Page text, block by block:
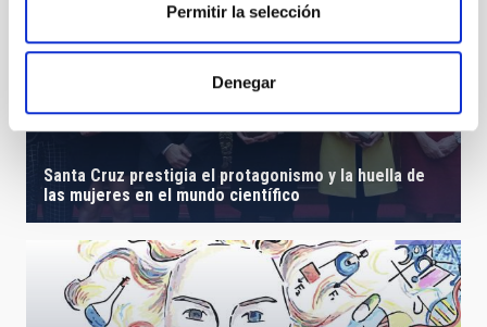
Permitir la selección
Denegar
Santa Cruz prestigia el protagonismo y la huella de
las mujeres en el mundo científico